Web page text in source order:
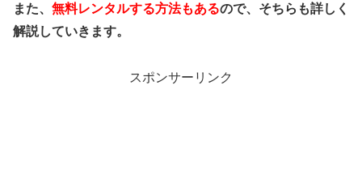
また、 無料レンタルする方法もあるので、そちらも詳しく
解説していきます。
スポンサーリンク